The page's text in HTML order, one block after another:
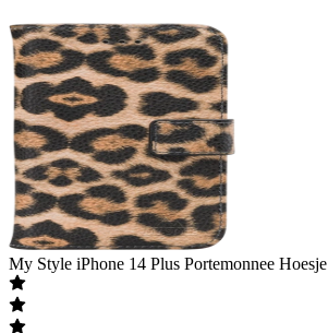
My Style iPhone 14 Plus Portemonnee Hoesje